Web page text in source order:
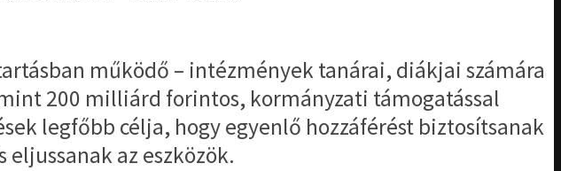
működő – intézmények tanárai, diákjai számára
200 milliárd forintos, kormányzati támogatással
legfőbb célja, hogy egyenlő hozzáférést biztosítsanak
az eszközök.